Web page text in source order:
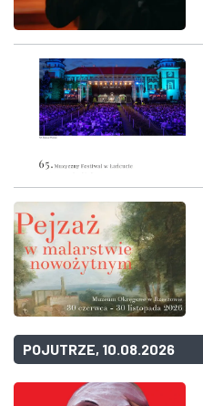
POJUTRZE, 10.08.2026